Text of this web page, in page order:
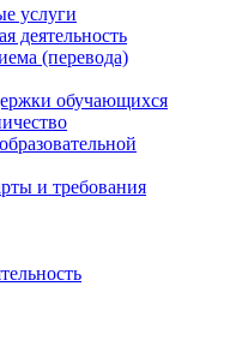
услуги
деятельность
(перевода)
обучающихся
и требования